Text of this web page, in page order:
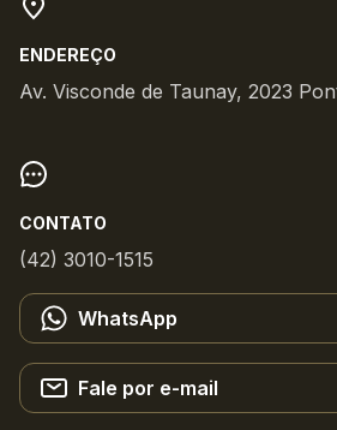
ENDEREÇO
Av. Visconde de Taunay, 2023
CONTATO
(42) 3010-1515
WhatsApp
Fale por e-mail